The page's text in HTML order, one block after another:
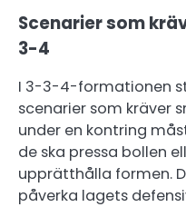
Scenarier som
3-4
I 3-3-4-formationen
scenarier som kräver
under en kontring
de ska pressa bollen
upprätthålla formen.
påverka lagets